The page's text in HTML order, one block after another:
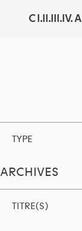
C I.II.III.IV. A
TYPE
ARCHIVES
TITRE(S)